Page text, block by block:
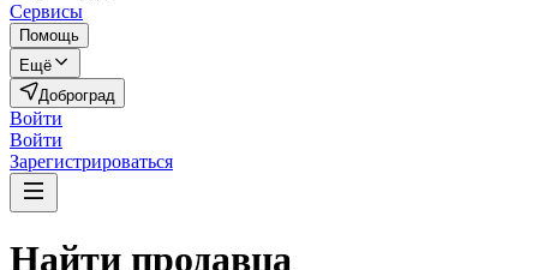
Сервисы
Помощь
Ещё
Доброград
Войти
Войти
Зарегистрироваться
Найти продавца